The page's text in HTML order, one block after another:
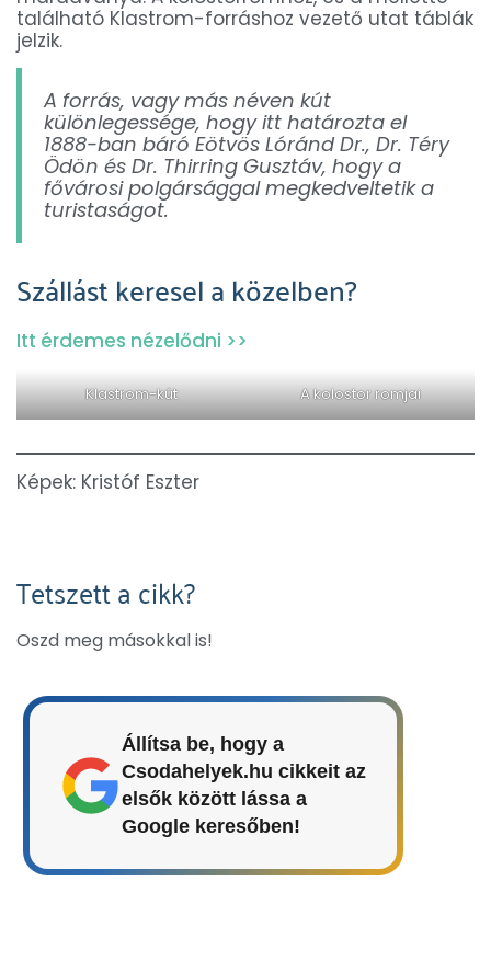
található Klastrom-forráshoz vezető utat táblák
jelzik.
A forrás, vagy más néven kút
különlegessége, hogy itt határozta el
1888-ban báró Eötvös Lóránd Dr., Dr. Téry
Ödön és Dr. Thirring Gusztáv, hogy a
fővárosi polgársággal megkedveltetik a
turistaságot.
Szállást keresel a közelben?
Itt érdemes nézelődni >>
Klastrom-kút A kolostor romjai
Képek: Kristóf Eszter
Tetszett a cikk?
Oszd meg másokkal is!
Állítsa be, hogy a
Csodahelyek.hu cikkeit az
elsők között lássa a
Google keresőben!